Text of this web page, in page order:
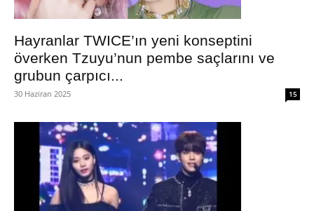
Hayranlar TWICE’ın yeni konseptini
överken Tzuyu’nun pembe saçlarını ve
grubun çarpıcı...
30 Haziran 2025 15